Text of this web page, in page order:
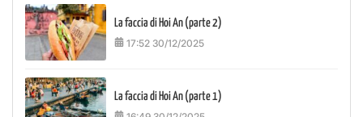
La faccia di Hoi An (parte 2)
17:52 30/12/2025
La faccia di Hoi An (parte 1)